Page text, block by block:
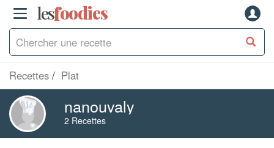
lesfoodies
Recettes Plat
nanouvaly
2 Recettes